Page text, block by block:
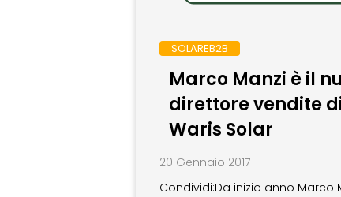
SOLAREB2B
Marco Manzi è il
direttore vendite
Waris Solar
20 Gennaio 2017
Condividi:Da inizio anno Marco